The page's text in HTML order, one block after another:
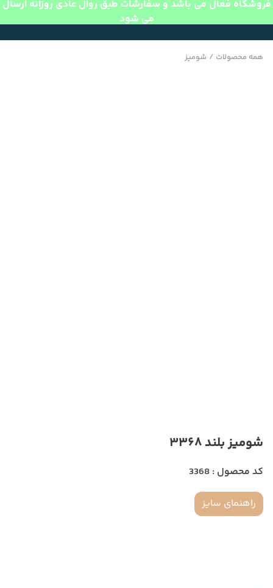
فروشگاه فعال می باشد و سفارشات طبق روال عادی روزانه ارسال
می شود
همه محصولات / شومیز
شومیز بلند 3368
کد محصول : 3368
راهنمای سایز